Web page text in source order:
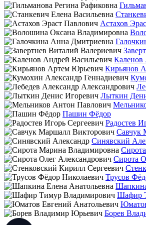
Астахов
Каленов
Кирьянов
Лыткин
Пашин Фёдор
Радостев
Савчук
Синявский
Сирота
Трусов
Шафир
Борев